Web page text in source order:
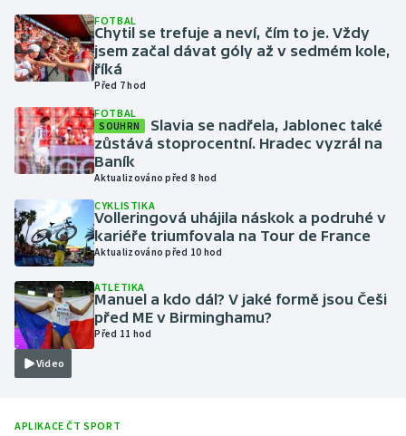
Krasobruslení
Lezení
Moderní pětiboj
Motorsport
Olympijské hry
Parasport
Plavání
Plážový volejbal
FOTBAL
Chytil se trefuje a neví, čím to je. Vždy
jsem začal dávat góly až v sedmém kole,
říká
Před 7 hod
FOTBAL
SOUHRN
Slavia se nadřela, Jablonec také
zůstává stoprocentní. Hradec vyzrál na
Baník
Aktualizováno před 8 hod
CYKLISTIKA
Volleringová uhájila náskok a podruhé v
kariéře triumfovala na Tour de France
Aktualizováno před 10 hod
Video
ATLETIKA
Manuel a kdo dál? V jaké formě jsou Češi
před ME v Birminghamu?
Před 11 hod
APLIKACE ČT SPORT